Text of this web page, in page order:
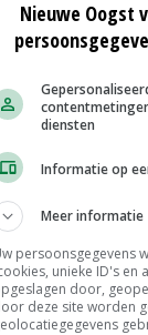
8, achter
en Zwitserland.
Nieuwe Oogst
diensten
Informatie op
Meer informatie
persoonsgegevens
unieke ID's en
door,
deze site worden